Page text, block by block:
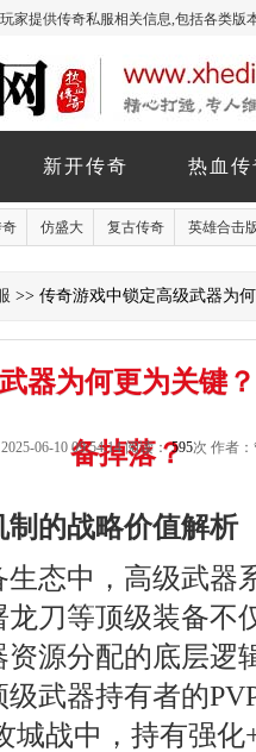
家提供传奇私服相关信息,包括各类
新开传奇 热血
奇 仿盛大 复古传奇 英雄合击
>> 传奇游戏中锁定高级武器为
器为何更为关键
备掉落？
06-10 09:54:14 阅读：595次 作者
的战略价值解析
态中，高级武器
刀等顶级装备不
源分配的底层逻
武器持有者的
城战中，持有强